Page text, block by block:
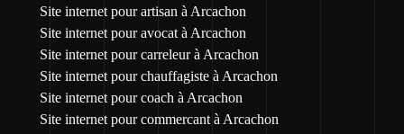
Site internet pour artisan à Arcachon
Site internet pour avocat à Arcachon
Site internet pour carreleur à Arcachon
Site internet pour chauffagiste à Arcachon
Site internet pour coach à Arcachon
Site internet pour commercant à Arcachon